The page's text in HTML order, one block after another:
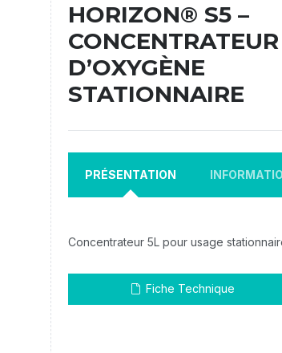
HORIZON® S5 –
CONCENTRATEUR
D’OXYGÈNE
STATIONNAIRE
PRÉSENTATION
Concentrateur 5L pour usage
Fiche Technique